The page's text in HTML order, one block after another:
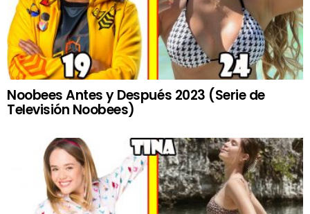
Noobees Antes y Después 2023 (Serie de
Televisión Noobees)